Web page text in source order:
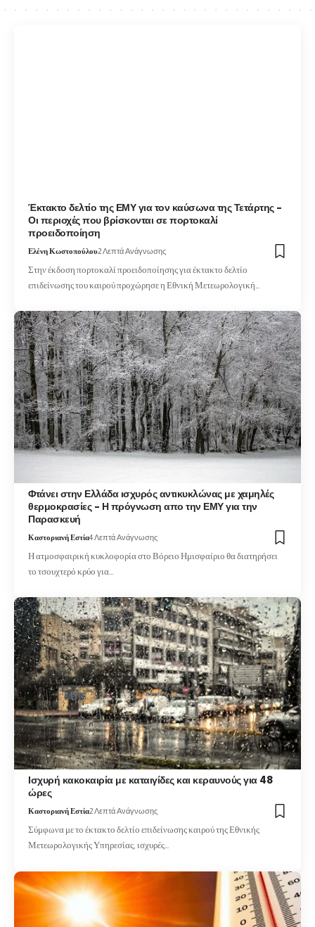
Έκτακτο δελτίο της ΕΜΥ για τον καύσωνα της Τετάρτης –
Οι περιοχές που βρίσκονται σε πορτοκαλί
προειδοποίηση
Ελένη Κωστοπούλου2 Λεπτά Ανάγνωσης
Στην έκδοση πορτοκαλί προειδοποίησης για έκτακτο δελτίο
επιδείνωσης του καιρού προχώρησε η Εθνική Μετεωρολογική…
Φτάνει στην Ελλάδα ισχυρός αντικυκλώνας με χαμηλές
θερμοκρασίες – Η πρόγνωση απο την ΕΜΥ για την
Παρασκευή
Καστοριανή Εστία4 Λεπτά Ανάγνωσης
Η ατμοσφαιρική κυκλοφορία στο Βόρειο Ημισφαίριο θα διατηρήσει
το τσουχτερό κρύο για…
Ισχυρή κακοκαιρία με καταιγίδες και κεραυνούς για 48
ώρες
Καστοριανή Εστία2 Λεπτά Ανάγνωσης
Σύμφωνα με το έκτακτο δελτίο επιδείνωσης καιρού της Εθνικής
Μετεωρολογικής Υπηρεσίας, ισχυρές…